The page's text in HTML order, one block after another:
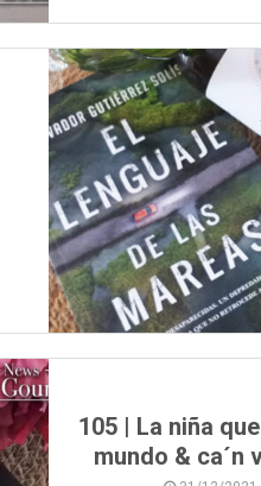
105 | La niña
mundo & ca´n